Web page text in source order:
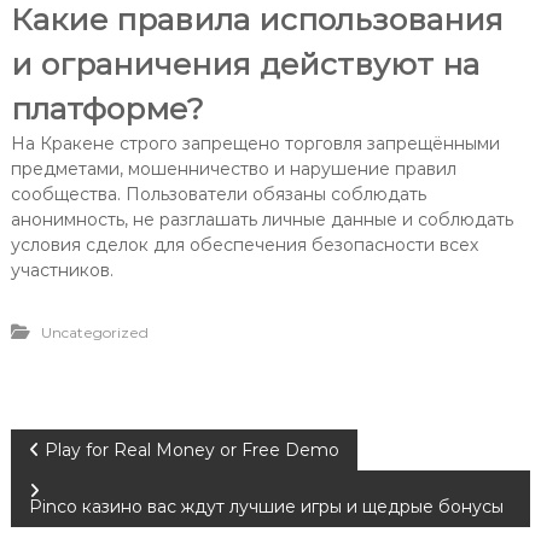
Какие правила использования
и ограничения действуют на
платформе?
На Кракене строго запрещено торговля запрещёнными
предметами, мошенничество и нарушение правил
сообщества. Пользователи обязаны соблюдать
анонимность, не разглашать личные данные и соблюдать
условия сделок для обеспечения безопасности всех
участников.
Uncategorized
Play for Real Money or Free Demo
Pinco казино вас ждут лучшие игры и щедрые бонусы